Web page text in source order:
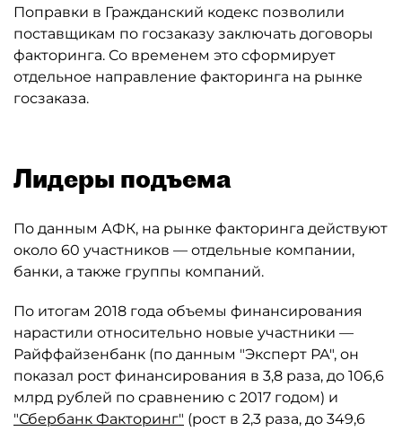
Поправки в Гражданский кодекс позволили
поставщикам по госзаказу заключать договоры
факторинга. Со временем это сформирует
отдельное направление факторинга на рынке
госзаказа.
Лидеры подъема
По данным АФК, на рынке факторинга действуют
около 60 участников — отдельные компании,
банки, а также группы компаний.
По итогам 2018 года объемы финансирования
нарастили относительно новые участники —
Райффайзенбанк (по данным "Эксперт РА", он
показал рост финансирования в 3,8 раза, до 106,6
млрд рублей по сравнению с 2017 годом) и
"Сбербанк Факторинг" (рост в 2,3 раза, до 349,6